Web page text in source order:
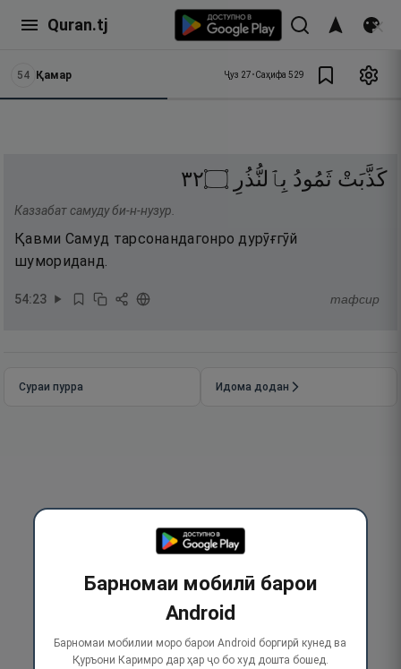
Quran.tj
54 Қамар Ҷуз 27•Саҳифа 529
كَذَّبَتْ ثَمُودُ بِٱلنُّذُرِ ۝٢٣
Каззабат самуду би-н-нузур.
Қавми Самуд тарсонандагонро дурӯғгӯй
шумориданд.
54:23 тафсир
Сураи пурра Идома додан
Барномаи мобилӣ барои
Android
Барномаи мобилии моро барои Android боргирӣ кунед ва
Қуръони Каримро дар ҳар ҷо бо худ дошта бошед.